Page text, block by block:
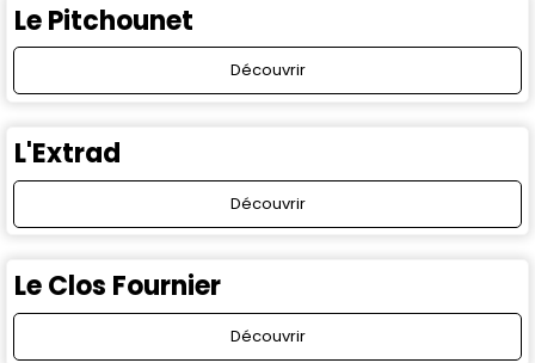
Le Pitchounet
Découvrir
L'Extrad
Découvrir
Le Clos Fournier
Découvrir